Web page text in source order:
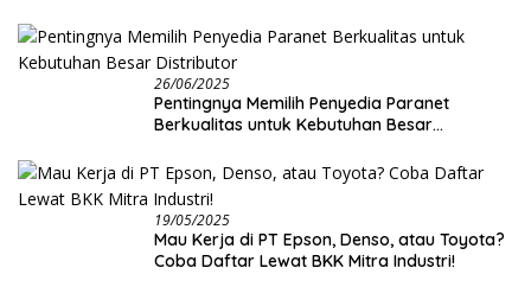
26/06/2025
Pentingnya Memilih Penyedia Paranet
Berkualitas untuk Kebutuhan Besar
19/05/2025
Mau Kerja di PT Epson, Denso, atau Toyota?
Coba Daftar Lewat BKK Mitra Industri!